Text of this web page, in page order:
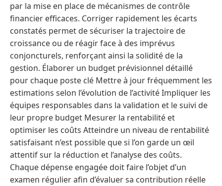
par la mise en place de mécanismes de contrôle
financier efficaces. Corriger rapidement les écarts
constatés permet de sécuriser la trajectoire de
croissance ou de réagir face à des imprévus
conjoncturels, renforçant ainsi la solidité de la
gestion. Élaborer un budget prévisionnel détaillé
pour chaque poste clé Mettre à jour fréquemment les
estimations selon l’évolution de l’activité Impliquer les
équipes responsables dans la validation et le suivi de
leur propre budget Mesurer la rentabilité et
optimiser les coûts Atteindre un niveau de rentabilité
satisfaisant n’est possible que si l’on garde un œil
attentif sur la réduction et l’analyse des coûts.
Chaque dépense engagée doit faire l’objet d’un
examen régulier afin d’évaluer sa contribution réelle